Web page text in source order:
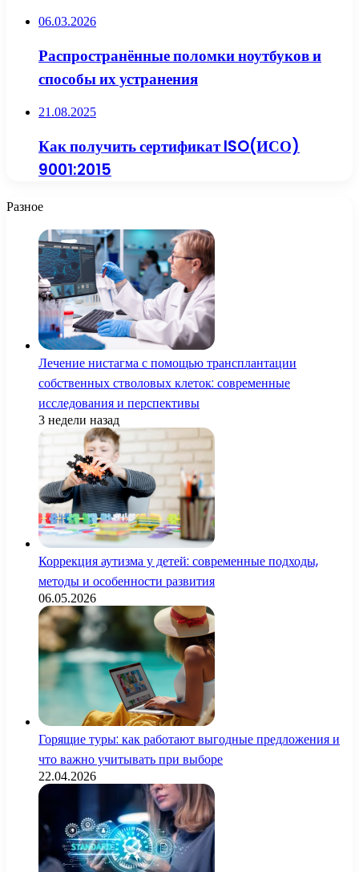
06.03.2026
Распространённые поломки ноутбуков и
способы их устранения
21.08.2025
Как получить сертификат ISO(ИСО)
9001:2015
Разное
Лечение нистагма с помощью трансплантации
собственных стволовых клеток: современные
исследования и перспективы
3 недели назад
Коррекция аутизма у детей: современные подходы,
методы и особенности развития
06.05.2026
Горящие туры: как работают выгодные предложения и
что важно учитывать при выборе
22.04.2026